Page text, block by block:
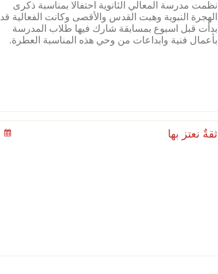
نظمت مدرسة المعالي الثانوية احتفالا بمناسبة ذكرى
الهجرة النبوية وهبت القدس والأقصى وكانت الفعالية قد
بدأت قبل اسبوع بمسابقة شارك فيها طلاب المدرسة
بأعمال فنية وابداعات من وحي هذه المناسبة العطرة.
ثقةٌ نعتز بها